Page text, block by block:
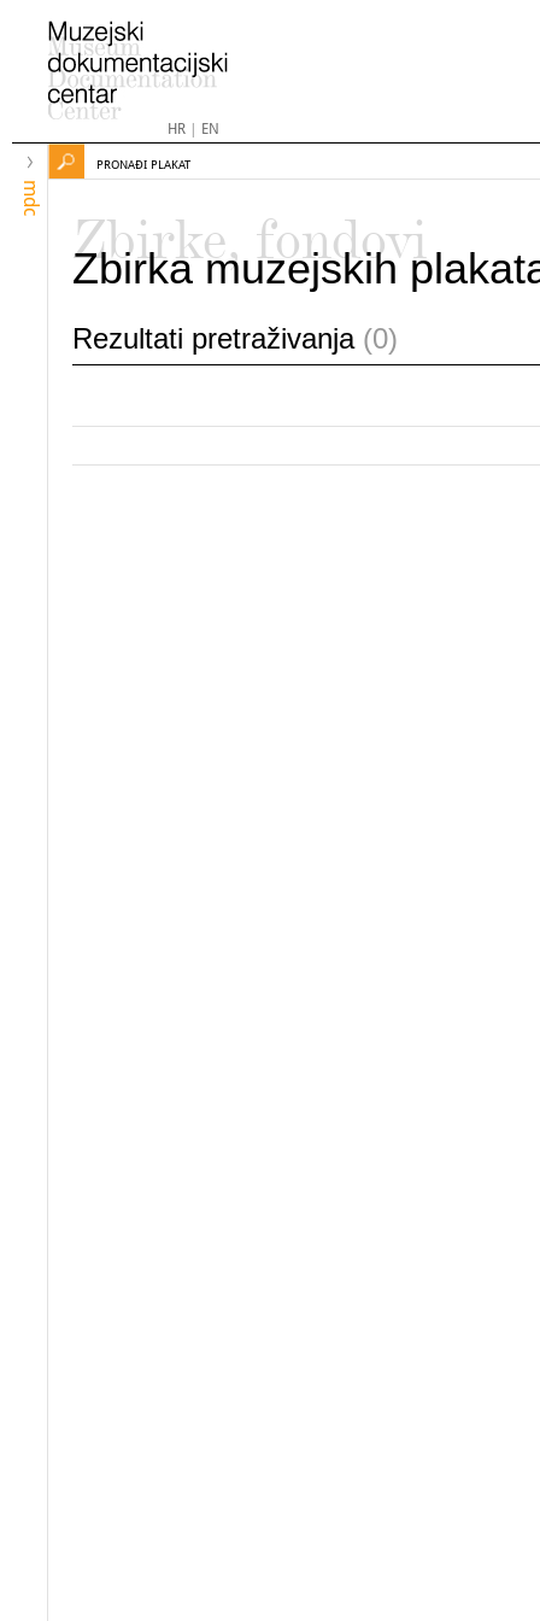
HR| EN
mdc
PRONAĐI PLAKAT
Zbirke, fondovi
Zbirka muzejskih
Rezultati pretraživanja (0)